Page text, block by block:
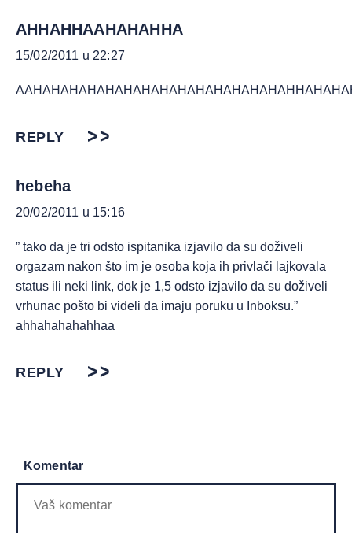
AHHAHHAAHAHAHHA
15/02/2011 u 22:27
REPLY
hebeha
20/02/2011 u 15:16
” tako da je tri odsto ispitanika izjavilo da su doživeli
orgazam nakon što im je osoba koja ih privlači lajkovala
status ili neki link, dok je 1,5 odsto izjavilo da su doživeli
vrhunac pošto bi videli da imaju poruku u Inboksu.”
ahhahahahahhaa
REPLY
Komentar